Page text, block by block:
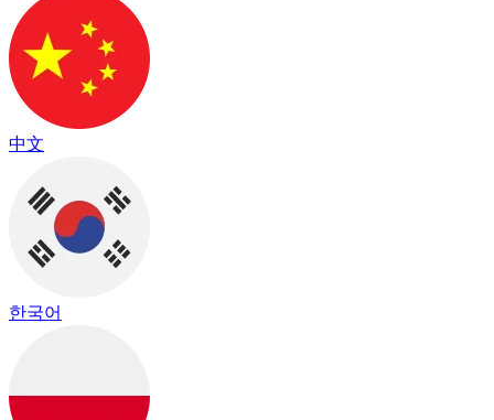
中文
한국어